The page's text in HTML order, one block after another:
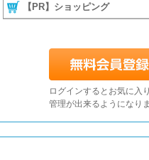
【PR】ショッピング
ログインするとお気に入
管理が出来るようになり